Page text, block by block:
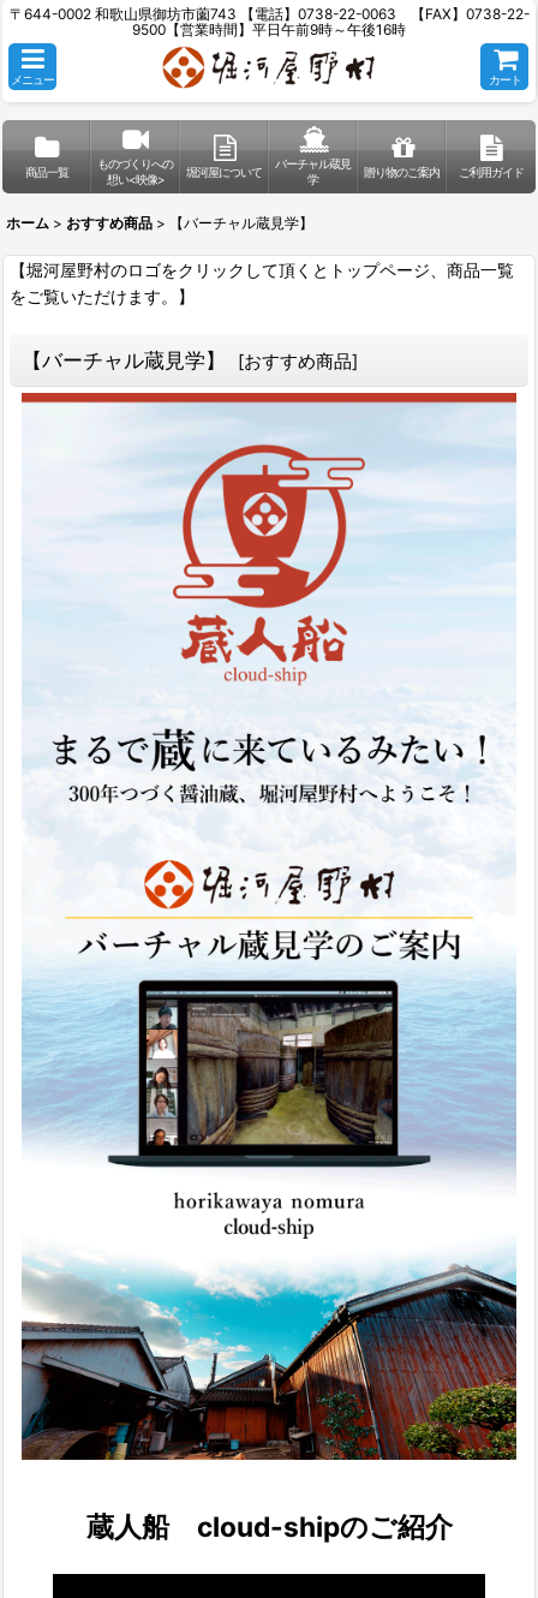
〒644-0002 和歌山県御坊市薗743 【電話】0738-22-0063 【FAX】0738-22-
9500【営業時間】平日午前9時～午後16時
メニュー カート
商品一覧
ものづくりへの
想い<映像>
堀河屋について
バーチャル蔵見
学
贈り物のご案内 ご利用ガイド
ホーム > おすすめ商品 > 【バーチャル蔵見学】
【堀河屋野村のロゴをクリックして頂くとトップページ、商品一覧
をご覧いただけます。】
【バーチャル蔵見学】 [おすすめ商品]
蔵人船 cloud-shipのご紹介